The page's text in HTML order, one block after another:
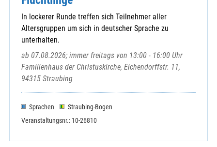
Straßkirchen, St. Stefan
Straubing, Christkönig
Straubing, St. Elisabeth
Straubing, St. Jakob
Straubing, St. Josef
Straubing, St. Peter
Straubing, St. Stephan
Straubing-Ittling, St. Johannes
Wetzelsberg, St. Vitus
In lockerer Runde treffen sich Teilnehmer aller
Altersgruppen um sich in deutscher Sprache zu
unterhalten.
ab 07.08.2026; immer freitags von 13:00 - 16:00 Uhr
Familienhaus der Christuskirche, Eichendorffstr. 11,
94315 Straubing
Sprachen
Straubing-Bogen
Veranstaltungsnr.: 10-26810